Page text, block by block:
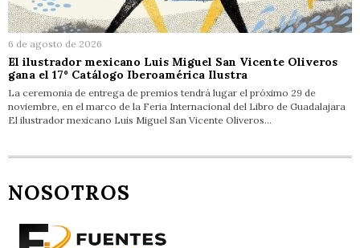
6 de agosto de 2026
El ilustrador mexicano Luis Miguel San Vicente Oliveros
gana el 17º Catálogo Iberoamérica Ilustra
La ceremonia de entrega de premios tendrá lugar el próximo 29 de
noviembre, en el marco de la Feria Internacional del Libro de Guadalajara
El ilustrador mexicano Luis Miguel San Vicente Oliveros…
NOSOTROS